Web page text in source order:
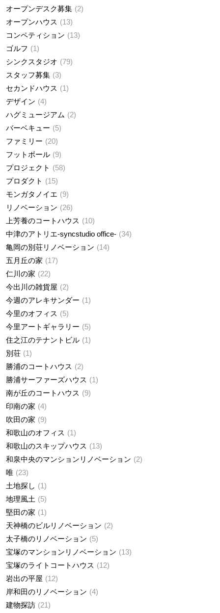
オープンデスク募集
2
オープンハウス
13
コンペティション
13
ゴルフ
1
シンクスタジオ
79
スタッフ募集 3
セカンドハウス
1
デザイン
4
ハグミュージアム
2
バーベキュー
5
ファミリー
20
フットボール
9
プロジェクト
58
プロダクト
15
モンガタノイエ
9
リノベーション
26
上芳養のコートハウス
10
中津のアトリエ-syncstudio office- 34
亀岡の別荘リノベーション
14
五月丘の家
17
仁川の家
22
今出川の雑貨屋
2
今週のアレキサンダー
1
今里のオフィス
5
今里アートギャラリー
5
住之江のテナントビル
1
別荘
1
勝浦のコートハウス
2
勝浦サーファーズハウス
1
南が丘のコートハウス
9
印南の家
4
吹田の家
9
和歌山のオフィス
1
和歌山のスキップハウス
13
和泉中央のマンションリノベーション
2
唯
23
土地探し
1
地理風土
5
堅田の家
1
天神橋のビルリノベーション
2
太子橋のリノベーション
5
宝塚のマンションリノベーション
13
宝塚のライトコートハウス
12
岩出の平屋
12
岸和田のリノベーション
4
建物探訪
21